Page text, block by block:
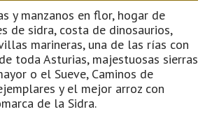
y manzanos en flor, hogar de
de sidra, costa de dinosaurios,
marineras, una de las rías con
toda Asturias, majestuosas sierras
o el Sueve, Caminos de
y el mejor arroz con
de la Sidra.